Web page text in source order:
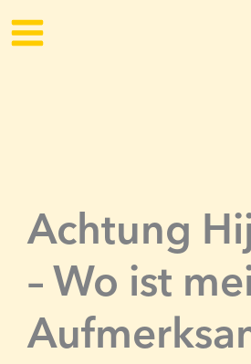
Inhalt
Achtung
– Wo ist